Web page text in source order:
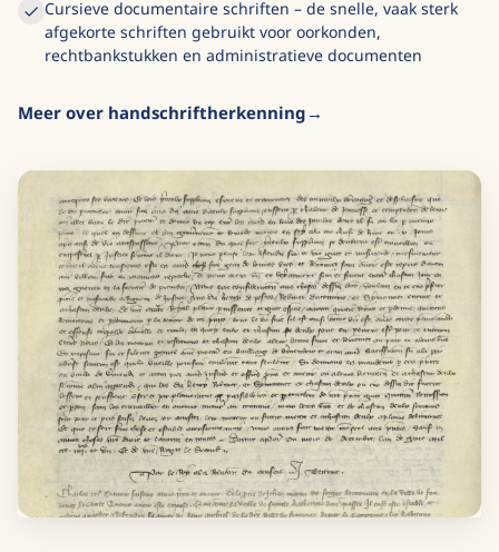
Cursieve documentaire schriften – de snelle, vaak sterk
afgekorte schriften gebruikt voor oorkonden,
rechtbankstukken en administratieve documenten
Meer over handschriftherkenning